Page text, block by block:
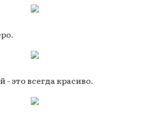
- это всегда красиво.